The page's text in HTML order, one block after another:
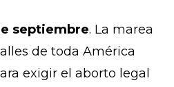
septiembre. La marea
de toda América
exigir el aborto legal